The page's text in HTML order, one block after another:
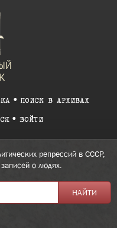
ПОИСК В АРХИВАХ
ВОЙТИ
репрессий в СССР,
записей о людях.